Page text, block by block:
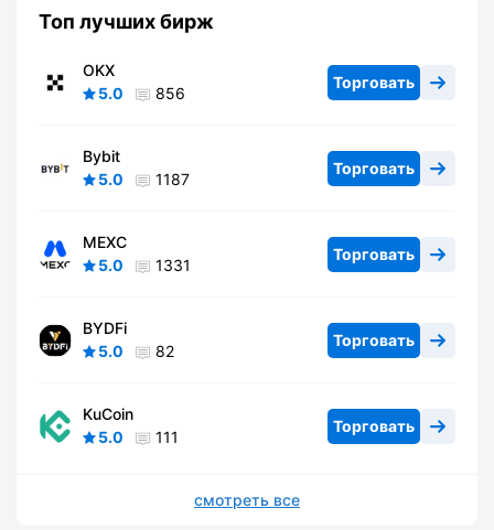
Топ лучших бирж
OKX
5.0
856
Торговать
Bybit
5.0
1187
Торговать
MEXC
5.0
1331
Торговать
BYDFi
5.0
82
Торговать
KuCoin
5.0
111
Торговать
смотреть все